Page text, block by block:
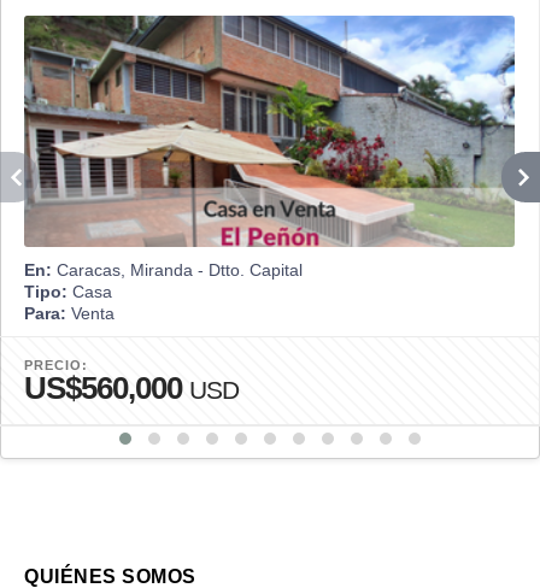
En: Caracas, Miranda - Dtto. Capital
Tipo: Casa
Para: Venta
PRECIO:
US$560,000 USD
QUIÉNES SOMOS